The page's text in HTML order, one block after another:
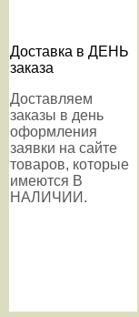
Доставка в ДЕНЬ
заказа
Доставляем
заказы в день
оформления
заявки на сайте
товаров, которые
имеются В
НАЛИЧИИ.